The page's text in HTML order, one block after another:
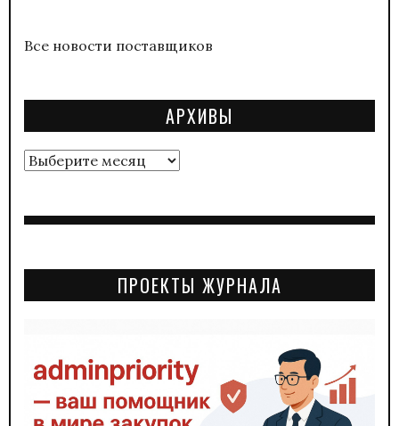
Все новости поставщиков
АРХИВЫ
Архивы
ПРОЕКТЫ ЖУРНАЛА